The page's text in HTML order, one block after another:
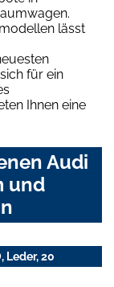
lässt
für ein
Ihnen eine
Audi
und
Leder, 20